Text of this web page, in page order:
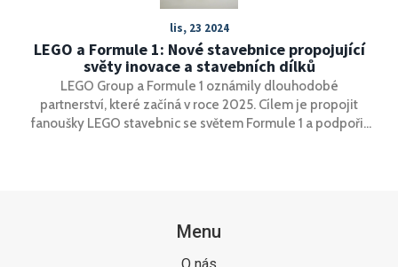
lis, 23 2024
LEGO a Formule 1: Nové stavebnice propojující
světy inovace a stavebních dílků
LEGO Group a Formule 1 oznámily dlouhodobé
partnerství, které začíná v roce 2025. Cílem je propojit
fanoušky LEGO stavebnic se světem Formule 1 a podpořit
Menu